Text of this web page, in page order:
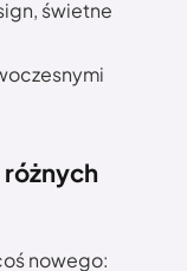
świetne
różnych
nowego: